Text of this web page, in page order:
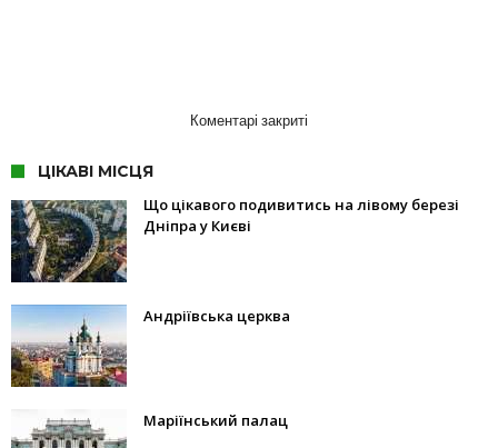
Коментарі закриті
ЦІКАВІ МІСЦЯ
Що цікавого подивитись на лівому березі
Дніпра у Києві
Андріївська церква
Маріїнський палац